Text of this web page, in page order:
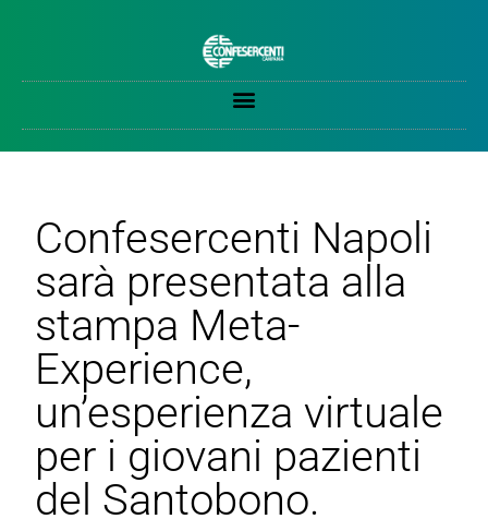
Confesercenti Napoli
sarà presentata alla
stampa Meta-
Experience,
un’esperienza virtuale
per i giovani pazienti
del Santobono.